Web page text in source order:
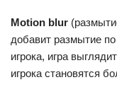
Motion blur
добавит размытие
игрока, игра
игрока становятся